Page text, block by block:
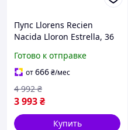
Пупс Llorens Recien
Nacidа Lloron Estrella, 36
Готово к отправке
от666₴/мес
3 993₴
4 992 ₴
Купить